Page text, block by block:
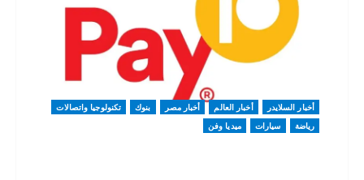
أخبار السلايدر أخبار العالم أخبار مصر بنوك
تكنولوجيا واتصالات
رياضة
سيارات ميديا وفن